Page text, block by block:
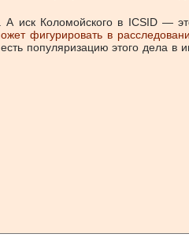
иск Коломойского в ICSID —
фигурировать в
популяризацию этого дела